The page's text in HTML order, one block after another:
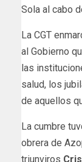
Sola al cabo
La CGT
al Gobierno
las
salud, los
de aquellos
La cumbre
obrera de
triunviros